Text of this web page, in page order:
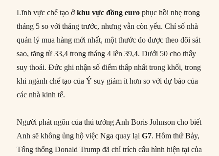
Lĩnh vực chế tạo ởkhu vực đồng euro phục hồi nhẹ trong
tháng 5 so với tháng trước, nhưng vẫn còn yếu. Chỉ số nhà
quản lý mua hàng mới nhất, một thước đo được theo dõi sát
sao, tăng từ 33,4 trong tháng 4 lên 39,4. Dưới 50 cho thấy
suy thoái. Đức ghi nhận số điểm thấp nhất trong khối, trong
khi ngành chế tạo của Ý suy giảm ít hơn so với dự báo của
các nhà kinh tế.
Người phát ngôn của thủ tướng Anh Boris Johnson cho biết
Anh sẽ không ủng hộ việc Nga quay lạiG7. Hôm thứ Bảy,
Tổng thống Donald Trump đã chỉ trích cấu hình hiện tại của